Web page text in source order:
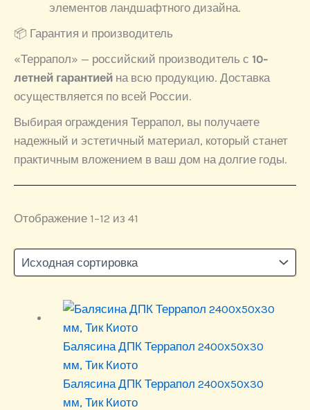
элементов ландшафтного дизайна.
📦 Гарантия и производитель
«Террапол» — российский производитель с 10-
летней гарантией на всю продукцию. Доставка
осуществляется по всей России.
Выбирая ограждения Террапол, вы получаете
надежный и эстетичный материал, который станет
практичным вложением в ваш дом на долгие годы.
Отображение 1–12 из 41
Балясина ДПК Террапол 2400х50х30
мм, Тик Киото
Балясина ДПК Террапол 2400х50х30
мм, Тик Киото